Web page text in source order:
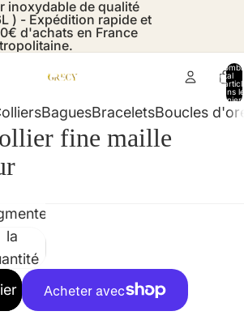
inoxydable de qualité
) - Expédition rapide et
d'achats en France
total
dans le
BaguesBraceletsBoucles
fine maille
la